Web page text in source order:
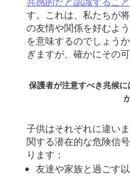
す。これは、私たちが
の友情や関係を好むよ
を意味するのでしょう
ぎますが、確かにその
保護者が注意すべき兆候
子供はそれぞれに違い
関する潜在的な危険信
ります：
友達や家族と過ごす